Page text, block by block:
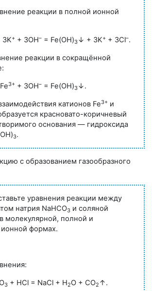
реакции в полной ионной
3K+ + 3OH– = Fe(OH)3↓ + 3K+ + 3Cl–.
реакции в сокращённой
Fe3+ + 3OH– = Fe(OH)3↓.
катионов Fe3+ и
красновато-коричневый
основания — гидроксида
3.
с образованием газообразного
уравнения реакции между
натрия NaHCO3 и соляной
молекулярной, полной и
формах.
3 + HCl = NaCl + H2O + CO2 ↑.